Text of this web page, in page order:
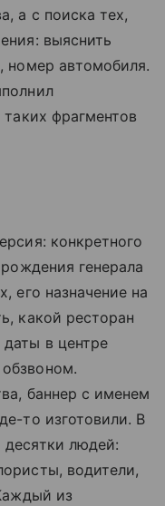
а с поиска тех,
выяснить
номер автомобиля.
фрагментов
конкретного
генерала
его назначение на
какой ресторан
в центре
баннер с именем
то изготовили. В
людей:
водители,
из